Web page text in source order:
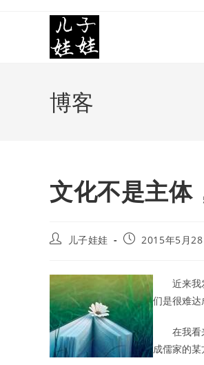
博客
文化不是主体
Post 儿子娃娃
Post2015年5月28
近来我
们是很难达
在我看来
成儒家的